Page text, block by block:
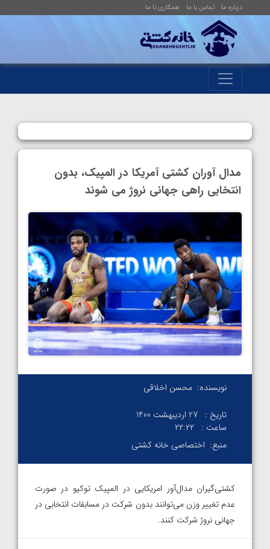
درباره ما تماس با ما همکاری با ما
مدال آوران کشتی آمریکا در المپیک، بدون
انتخابی راهی جهانی نروژ می‌ شوند
نویسنده: محسن اخلاقی
تاریخ : 27 اردیبهشت 1400
ساعت :
۲۲:۲۲
منبع: اختصاصی خانه کشتی
کشتی‌گیران مدال‌آور امریکایی در المپیک توکیو در صورت
عدم تغییر وزن می‌توانند بدون شرکت در مسابقات انتخابی در
جهانی نروژ شرکت کنند.